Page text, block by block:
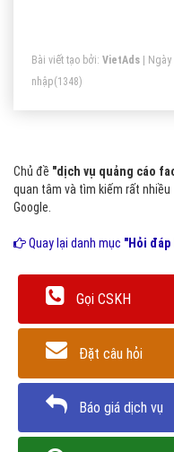
Bài viết tạo bởi: VietAds |
nhập(1348)
Chủ đề "dịch vụ quảng cáo
quan tâm và tìm kiếm rất
Google.
Quay lại danh mục "Hỏi đáp
Gọi CSKH
Đặt câu hỏi
Báo giá dịch vụ